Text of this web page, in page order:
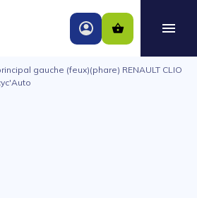
gauche (feux)(phare) RENAULT CLIO